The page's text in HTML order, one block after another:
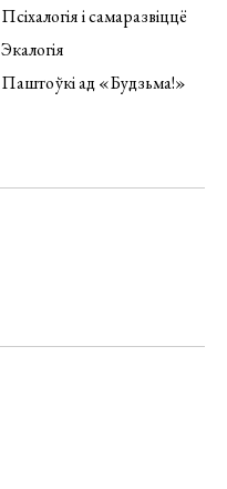
Псіхалогія і самаразвіццё
Экалогія
Паштоўкі ад «Будзьма!»